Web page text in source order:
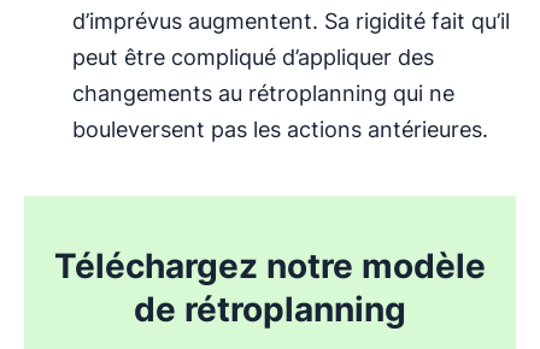
d’imprévus augmentent. Sa rigidité fait qu’il
peut être compliqué d’appliquer des
changements au rétroplanning qui ne
bouleversent pas les actions antérieures.
Téléchargez notre modèle
de rétroplanning